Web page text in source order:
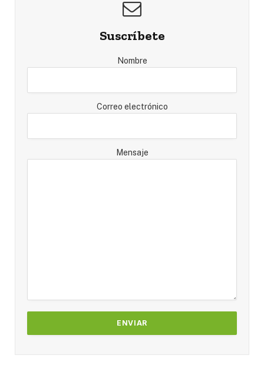
Suscríbete
Nombre
Correo electrónico
Mensaje